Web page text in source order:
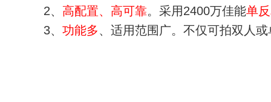
2、 高配置、高可靠。采用2400万佳能单
3、 功能多、适用范围广。不仅可拍双人